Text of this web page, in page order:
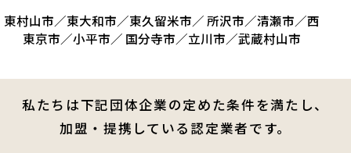
東村山市／東大和市／東久留米市／ 所沢市／清瀬市／西
東京市／小平市／ 国分寺市／立川市／武蔵村山市
私たちは下記団体企業の定めた条件を満たし、
加盟・提携している認定業者です。